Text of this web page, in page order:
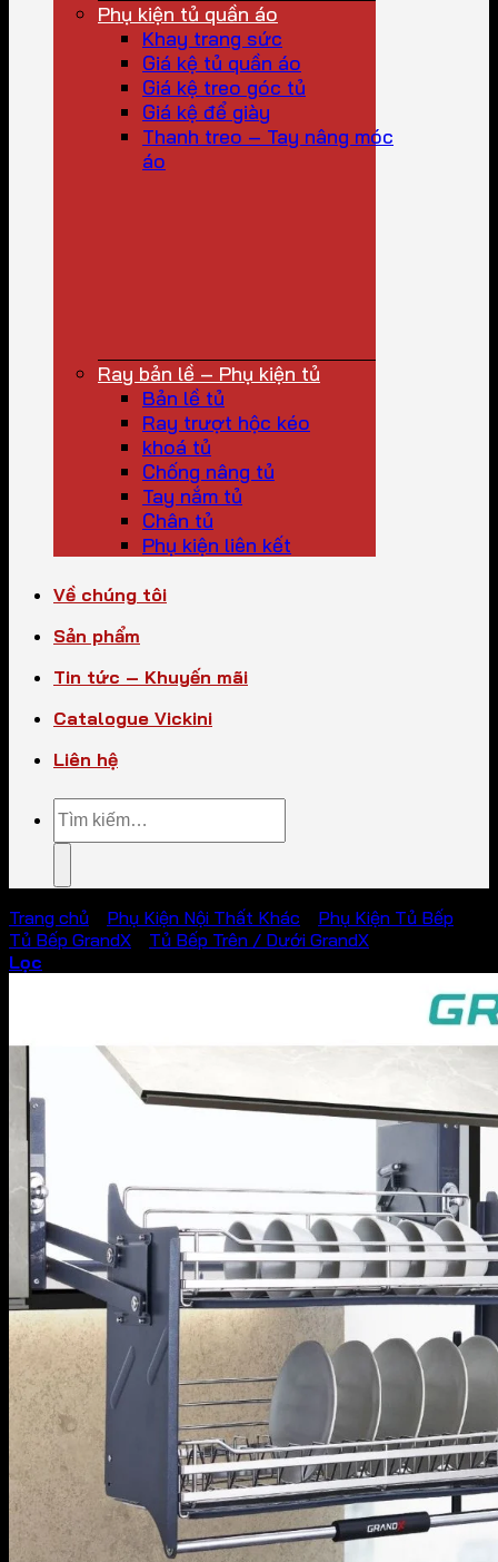
Phụ kiện tủ quần áo
Khay trang sức
Giá kệ tủ quần áo
Giá kệ treo góc tủ
Giá kệ để giày
Thanh treo – Tay nâng móc
áo
Ray bản lề – Phụ kiện tủ
Bản lề tủ
Ray trượt hộc kéo
khoá tủ
Chống nâng tủ
Tay nắm tủ
Chân tủ
Phụ kiện liên kết
Về chúng tôi
Sản phẩm
Tin tức – Khuyến mãi
Catalogue Vickini
Liên hệ
Tìm
kiếm:
Trang chủ Phụ Kiện Nội Thất Khác Phụ Kiện Tủ Bếp
Tủ Bếp GrandX
Tủ Bếp Trên / Dưới GrandX
Lọc